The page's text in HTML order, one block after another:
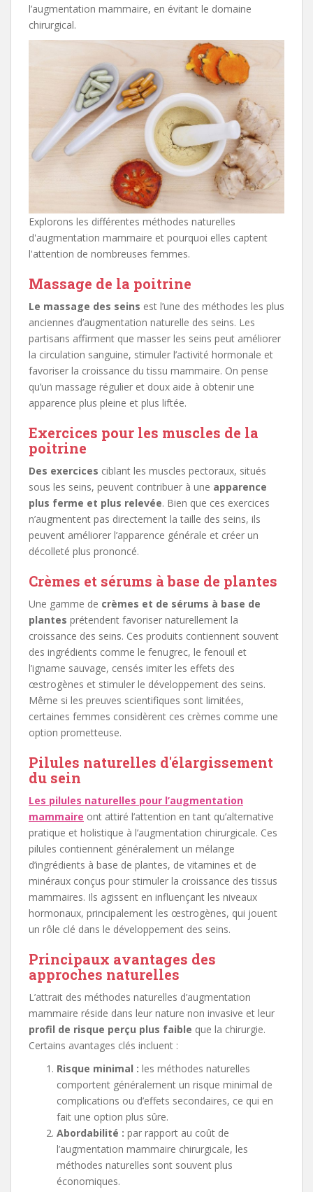
l’augmentation mammaire, en évitant le domaine
chirurgical.
Explorons les différentes méthodes naturelles
d'augmentation mammaire et pourquoi elles captent
l'attention de nombreuses femmes.
Massage de la poitrine
Le massage des seins est l’une des méthodes les plus
anciennes d’augmentation naturelle des seins. Les
partisans affirment que masser les seins peut améliorer
la circulation sanguine, stimuler l’activité hormonale et
favoriser la croissance du tissu mammaire. On pense
qu’un massage régulier et doux aide à obtenir une
apparence plus pleine et plus liftée.
Exercices pour les muscles de la
poitrine
Des exercices ciblant les muscles pectoraux, situés
sous les seins, peuvent contribuer à une apparence
plus ferme et plus relevée. Bien que ces exercices
n’augmentent pas directement la taille des seins, ils
peuvent améliorer l’apparence générale et créer un
décolleté plus prononcé.
Crèmes et sérums à base de plantes
Une gamme de crèmes et de sérums à base de
plantes prétendent favoriser naturellement la
croissance des seins. Ces produits contiennent souvent
des ingrédients comme le fenugrec, le fenouil et
l’igname sauvage, censés imiter les effets des
œstrogènes et stimuler le développement des seins.
Même si les preuves scientifiques sont limitées,
certaines femmes considèrent ces crèmes comme une
option prometteuse.
Pilules naturelles d'élargissement
du sein
Les pilules naturelles pour l’augmentation
mammaire ont attiré l’attention en tant qu’alternative
pratique et holistique à l’augmentation chirurgicale. Ces
pilules contiennent généralement un mélange
d’ingrédients à base de plantes, de vitamines et de
minéraux conçus pour stimuler la croissance des tissus
mammaires. Ils agissent en influençant les niveaux
hormonaux, principalement les œstrogènes, qui jouent
un rôle clé dans le développement des seins.
Principaux avantages des
approches naturelles
L’attrait des méthodes naturelles d’augmentation
mammaire réside dans leur nature non invasive et leur
profil de risque perçu plus faible que la chirurgie.
Certains avantages clés incluent :
Risque minimal : les méthodes naturelles
comportent généralement un risque minimal de
complications ou d’effets secondaires, ce qui en
fait une option plus sûre.
Abordabilité : par rapport au coût de
l’augmentation mammaire chirurgicale, les
méthodes naturelles sont souvent plus
économiques.